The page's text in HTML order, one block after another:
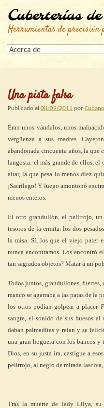
Cuberterías
Herramientas de precisión
Una pista falsa
Publicado el 08/09/2011 por Cubano
Eran unos vándalos, unos
vergüenza a sus madres.
abandonada cincuenta años, la que
langosta: el más grande de ellos, el
altar, la que pesa lo menos diez
¡Sacrílego! Y luego amontonó
menos enteros.
El otro grandullón, el pelirrojo, un
tesoros de la ermita: los dos
la misa. Sí, los que el viejo pater
nunca encontramos. Los encontró
tan sagrados objetos? Matar a un
Todos juntos, grandullones, fuertes,
manco se agarraba a las patas de la
los otros podían golpear a placer.
sangre, el sonido de sus huesos al
daban palmaditas y reían y se
una gran hoguera con los bancos y
Dios, en su justa ira, castigue a
pelirrojo, al negro de mirada
Tras la muerte de lady Lilya, su